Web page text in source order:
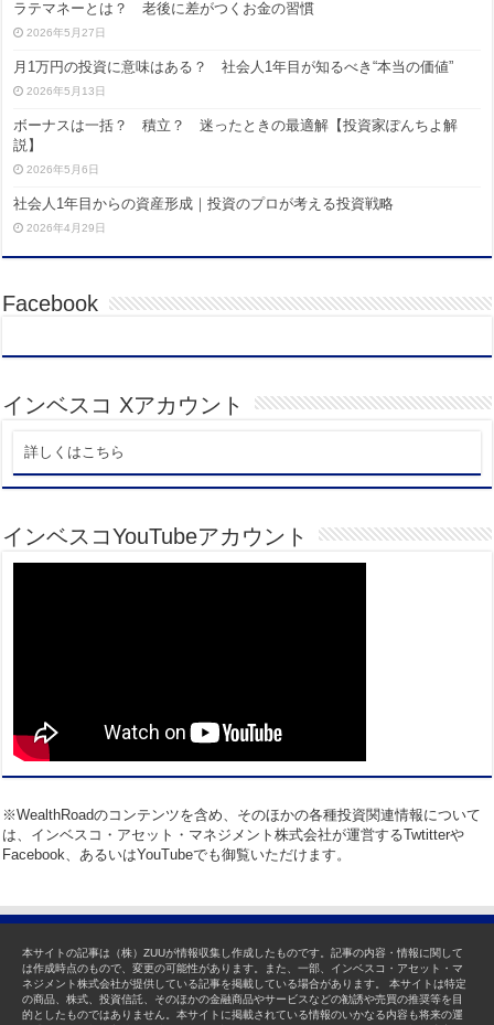
ラテマネーとは？ 老後に差がつくお金の習慣
2026年5月27日
月1万円の投資に意味はある？ 社会人1年目が知るべき“本当の価値”
2026年5月13日
ボーナスは一括？ 積立？ 迷ったときの最適解【投資家ぽんちよ解
説】
2026年5月6日
社会人1年目からの資産形成｜投資のプロが考える投資戦略
2026年4月29日
Facebook
インベスコ Xアカウント
詳しくはこちら
インベスコYouTubeアカウント
※WealthRoadのコンテンツを含め、そのほかの各種投資関連情報について
は、インベスコ・アセット・マネジメント株式会社が運営するTwtitterや
Facebook、あるいはYouTubeでも御覧いただけます。
本サイトの記事は（株）ZUUが情報収集し作成したものです。記事の内容・情報に関して
は作成時点のもので、変更の可能性があります。また、一部、インベスコ・アセット・マ
ネジメント株式会社が提供している記事を掲載している場合があります。 本サイトは特定
の商品、株式、投資信託、そのほかの金融商品やサービスなどの勧誘や売買の推奨等を目
的としたものではありません。本サイトに掲載されている情報のいかなる内容も将来の運